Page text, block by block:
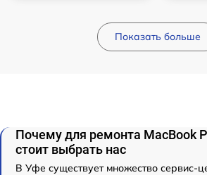
Показать больше
Почему для ремонта MacBook
стоит выбрать нас
В Уфе существует множество сервис-